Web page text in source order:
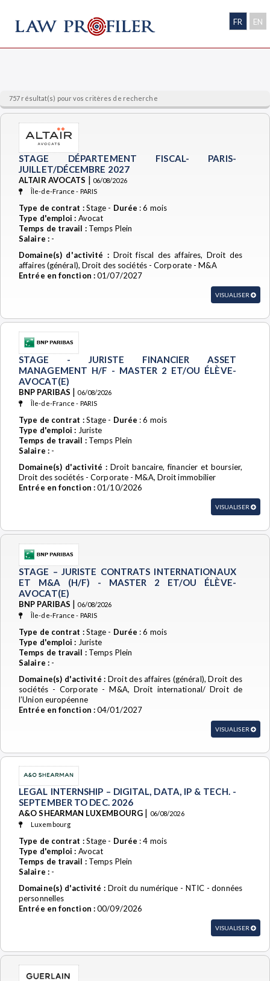
FR EN
757 résultat(s) pour vos critères de recherche
STAGE DÉPARTEMENT FISCAL- PARIS-
JUILLET/DÉCEMBRE 2027
ALTAIR AVOCATS | 06/08/2026
Île-de-France - PARIS
Type de contrat :Stage - Durée : 6 mois
Type d'emploi : Avocat
Temps de travail :Temps Plein
Salaire :-
Domaine(s) d'activité : Droit fiscal des affaires, Droit des
affaires (général), Droit des sociétés - Corporate - M&A
Entrée en fonction :01/07/2027
VISUALISER
STAGE - JURISTE FINANCIER ASSET
MANAGEMENT H/F - MASTER 2 ET/OU ÉLÈVE-
AVOCAT(E)
BNP PARIBAS | 06/08/2026
Île-de-France - PARIS
Type de contrat :Stage - Durée : 6 mois
Type d'emploi : Juriste
Temps de travail :Temps Plein
Salaire :-
Domaine(s) d'activité :Droit bancaire, financier et boursier,
Droit des sociétés - Corporate - M&A, Droit immobilier
Entrée en fonction :01/10/2026
VISUALISER
STAGE – JURISTE CONTRATS INTERNATIONAUX
ET M&A (H/F) - MASTER 2 ET/OU ÉLÈVE-
AVOCAT(E)
BNP PARIBAS | 06/08/2026
Île-de-France - PARIS
Type de contrat :Stage - Durée : 6 mois
Type d'emploi : Juriste
Temps de travail :Temps Plein
Salaire :-
Domaine(s) d'activité : Droit des affaires (général), Droit des
sociétés - Corporate - M&A, Droit international/ Droit de
l’Union européenne
Entrée en fonction :04/01/2027
VISUALISER
LEGAL INTERNSHIP – DIGITAL, DATA, IP & TECH. -
SEPTEMBER TO DEC. 2026
A&O SHEARMAN LUXEMBOURG | 06/08/2026
Luxembourg
Type de contrat :Stage - Durée : 4 mois
Type d'emploi : Avocat
Temps de travail :Temps Plein
Salaire :-
Domaine(s) d'activité : Droit du numérique - NTIC - données
personnelles
Entrée en fonction :00/09/2026
VISUALISER